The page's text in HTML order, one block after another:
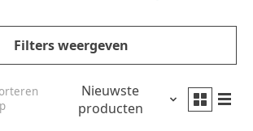
Filters weergeven
Nieuwste
producten